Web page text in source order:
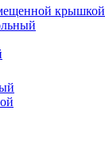
крышкой